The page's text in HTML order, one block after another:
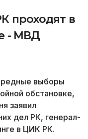
проходят в
- МВД
выборы
обстановке,
заявил
дел РК, генерал-
в ЦИК РК.